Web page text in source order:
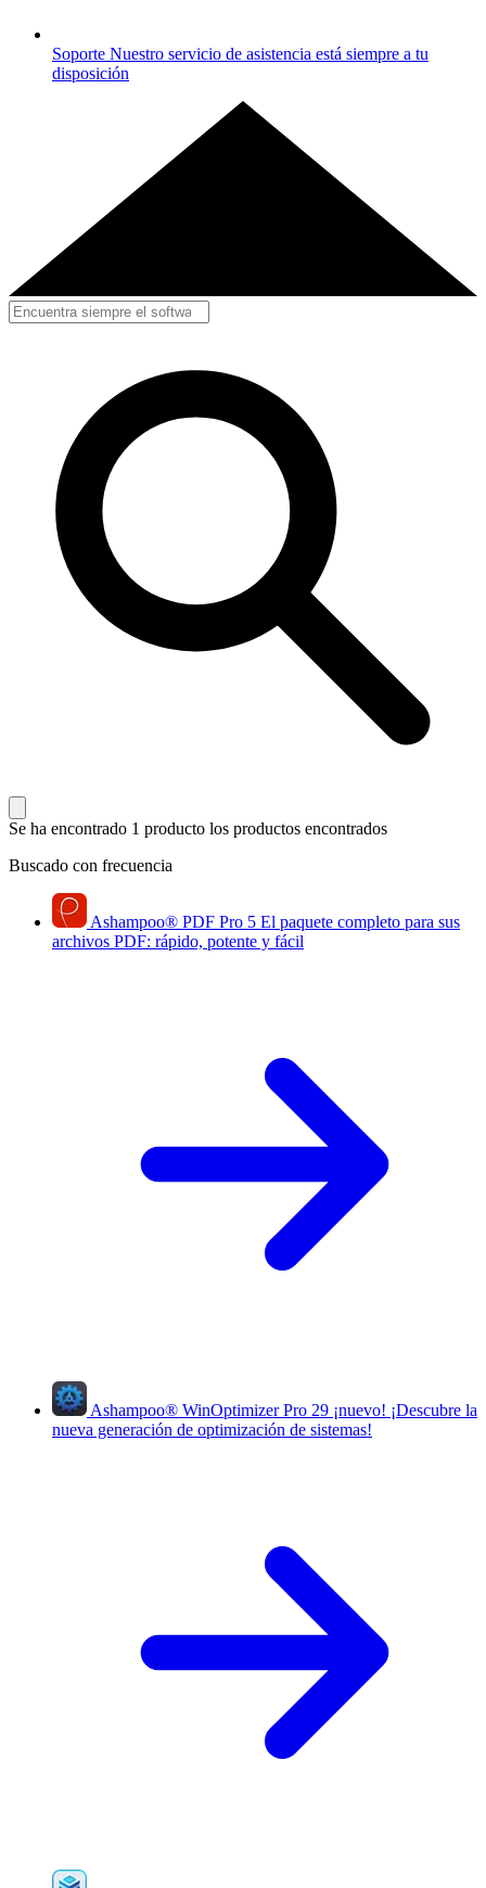
Soporte Nuestro servicio de asistencia está siempre a tu
disposición
Se ha encontrado 1 producto los productos encontrados
Buscado con frecuencia
Ashampoo® PDF Pro 5 El paquete completo para sus
archivos PDF: rápido, potente y fácil
Ashampoo® WinOptimizer Pro 29 ¡nuevo! ¡Descubre la
nueva generación de optimización de sistemas!